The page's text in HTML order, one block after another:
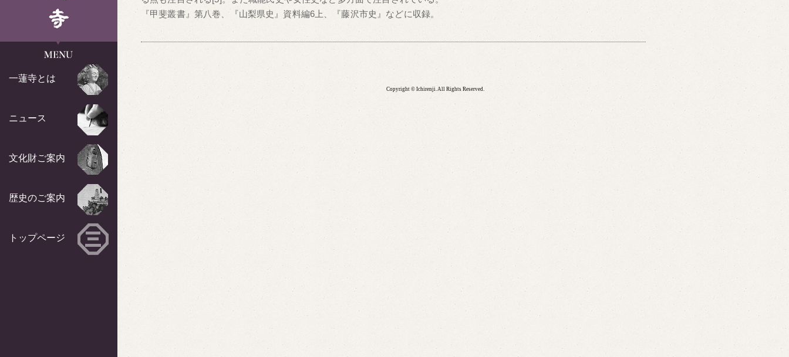
一蓮寺とは
ニュース
文化財ご案内
歴史のご案内
トップページ
『甲斐叢書』第八巻、『山梨県史』資料編6上、『藤沢市史』などに収録。
Copyright © Ichirenji. All Rights Reserved.